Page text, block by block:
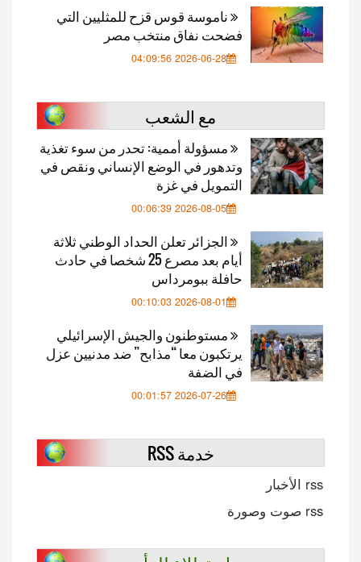
ناموسة قوس قزح للمثليين التي
فضحت نفاق منتخب مصر
2026-06-28 04:09:56
مع الشعب
مسؤولة أممية: تحدر من سوء تغذية
وتدهور في الوضع الإنساني ونقص في
التمويل في غزة
2026-08-05 00:06:39
الجزائر تعلن الحداد الوطني ثلاثة
أيام بعد مصرع 25 شخصا في حادث
حافلة ببومرداس
2026-08-01 00:10:03
مستوطنون والجيش الإسرائيلي
يرتكبون معا “مذابح” ضد مدنيين عزل
في الضفة
2026-07-26 00:01:57
خدمة RSS
rss الأخبار
rss صوت وصورة